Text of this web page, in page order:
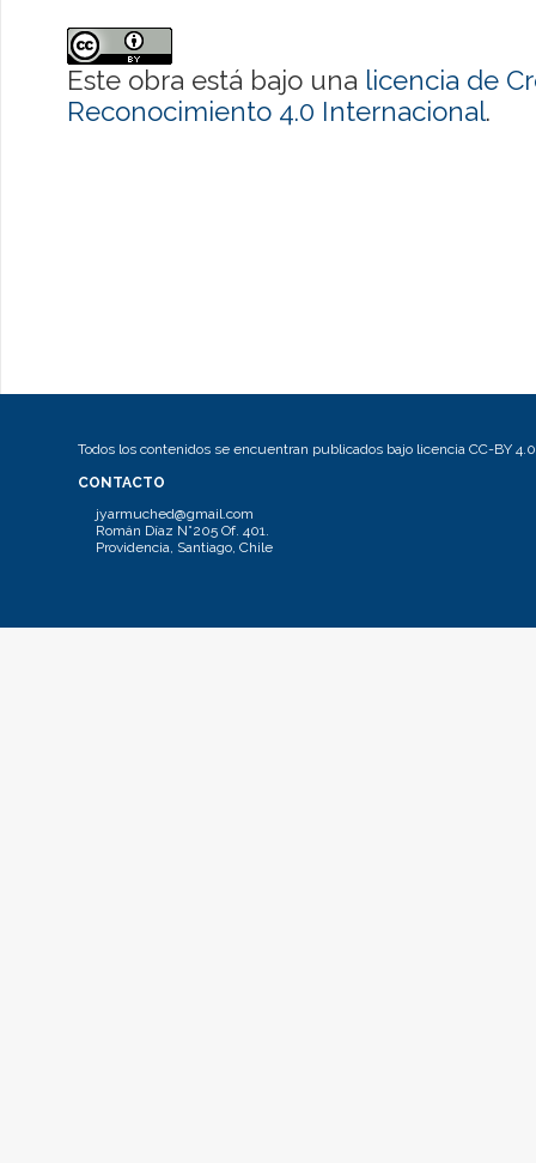
Este obra está bajo una licencia de
Reconocimiento 4.0 Internacional.
Todos los contenidos se encuentran publicados bajo licencia CC-BY 4.0
CONTACTO
jyarmuched@gmail.com
Román Díaz N°205 Of. 401.
Providencia, Santiago, Chile